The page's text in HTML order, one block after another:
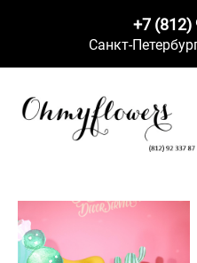
+7 (812)
Санкт-